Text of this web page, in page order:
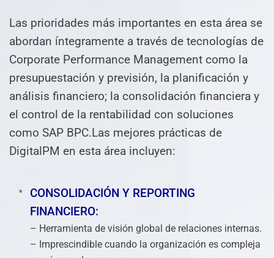
Las prioridades más importantes en esta área se
abordan íntegramente a través de tecnologías de
Corporate Performance Management como la
presupuestación y previsión, la planificación y
análisis financiero; la consolidación financiera y
el control de la rentabilidad con soluciones
como SAP BPC.Las mejores prácticas de
DigitalPM en esta área incluyen:
CONSOLIDACIÓN Y REPORTING
FINANCIERO:
– Herramienta de visión global de relaciones internas.
– Imprescindible cuando la organización es compleja